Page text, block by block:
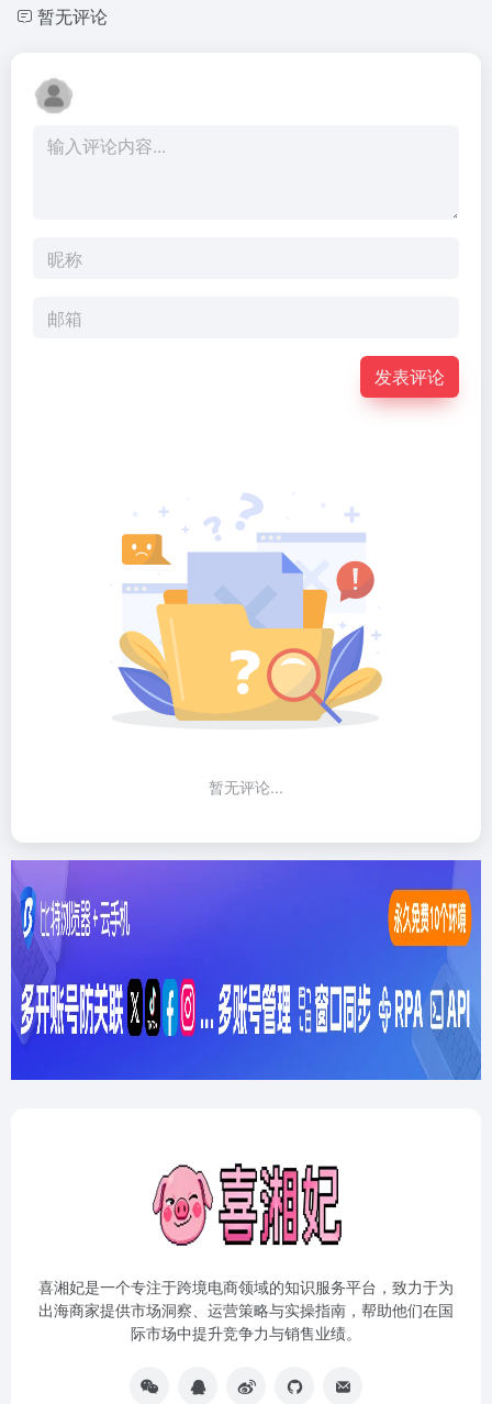
暂无评论
发表评论
暂无评论...
喜湘妃是一个专注于跨境电商领域的知识服务平台，致力于为
出海商家提供市场洞察、运营策略与实操指南，帮助他们在国
际市场中提升竞争力与销售业绩。